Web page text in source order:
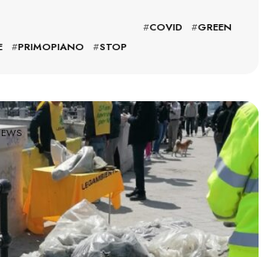
#COVID #GREEN
#PRIMOPIANO #STOP